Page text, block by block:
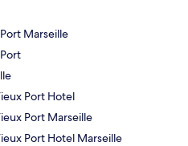
Marseille
Port Hotel
Port Marseille
Port Hotel Marseille